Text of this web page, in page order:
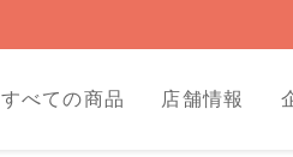
すべての商品 店舗情報